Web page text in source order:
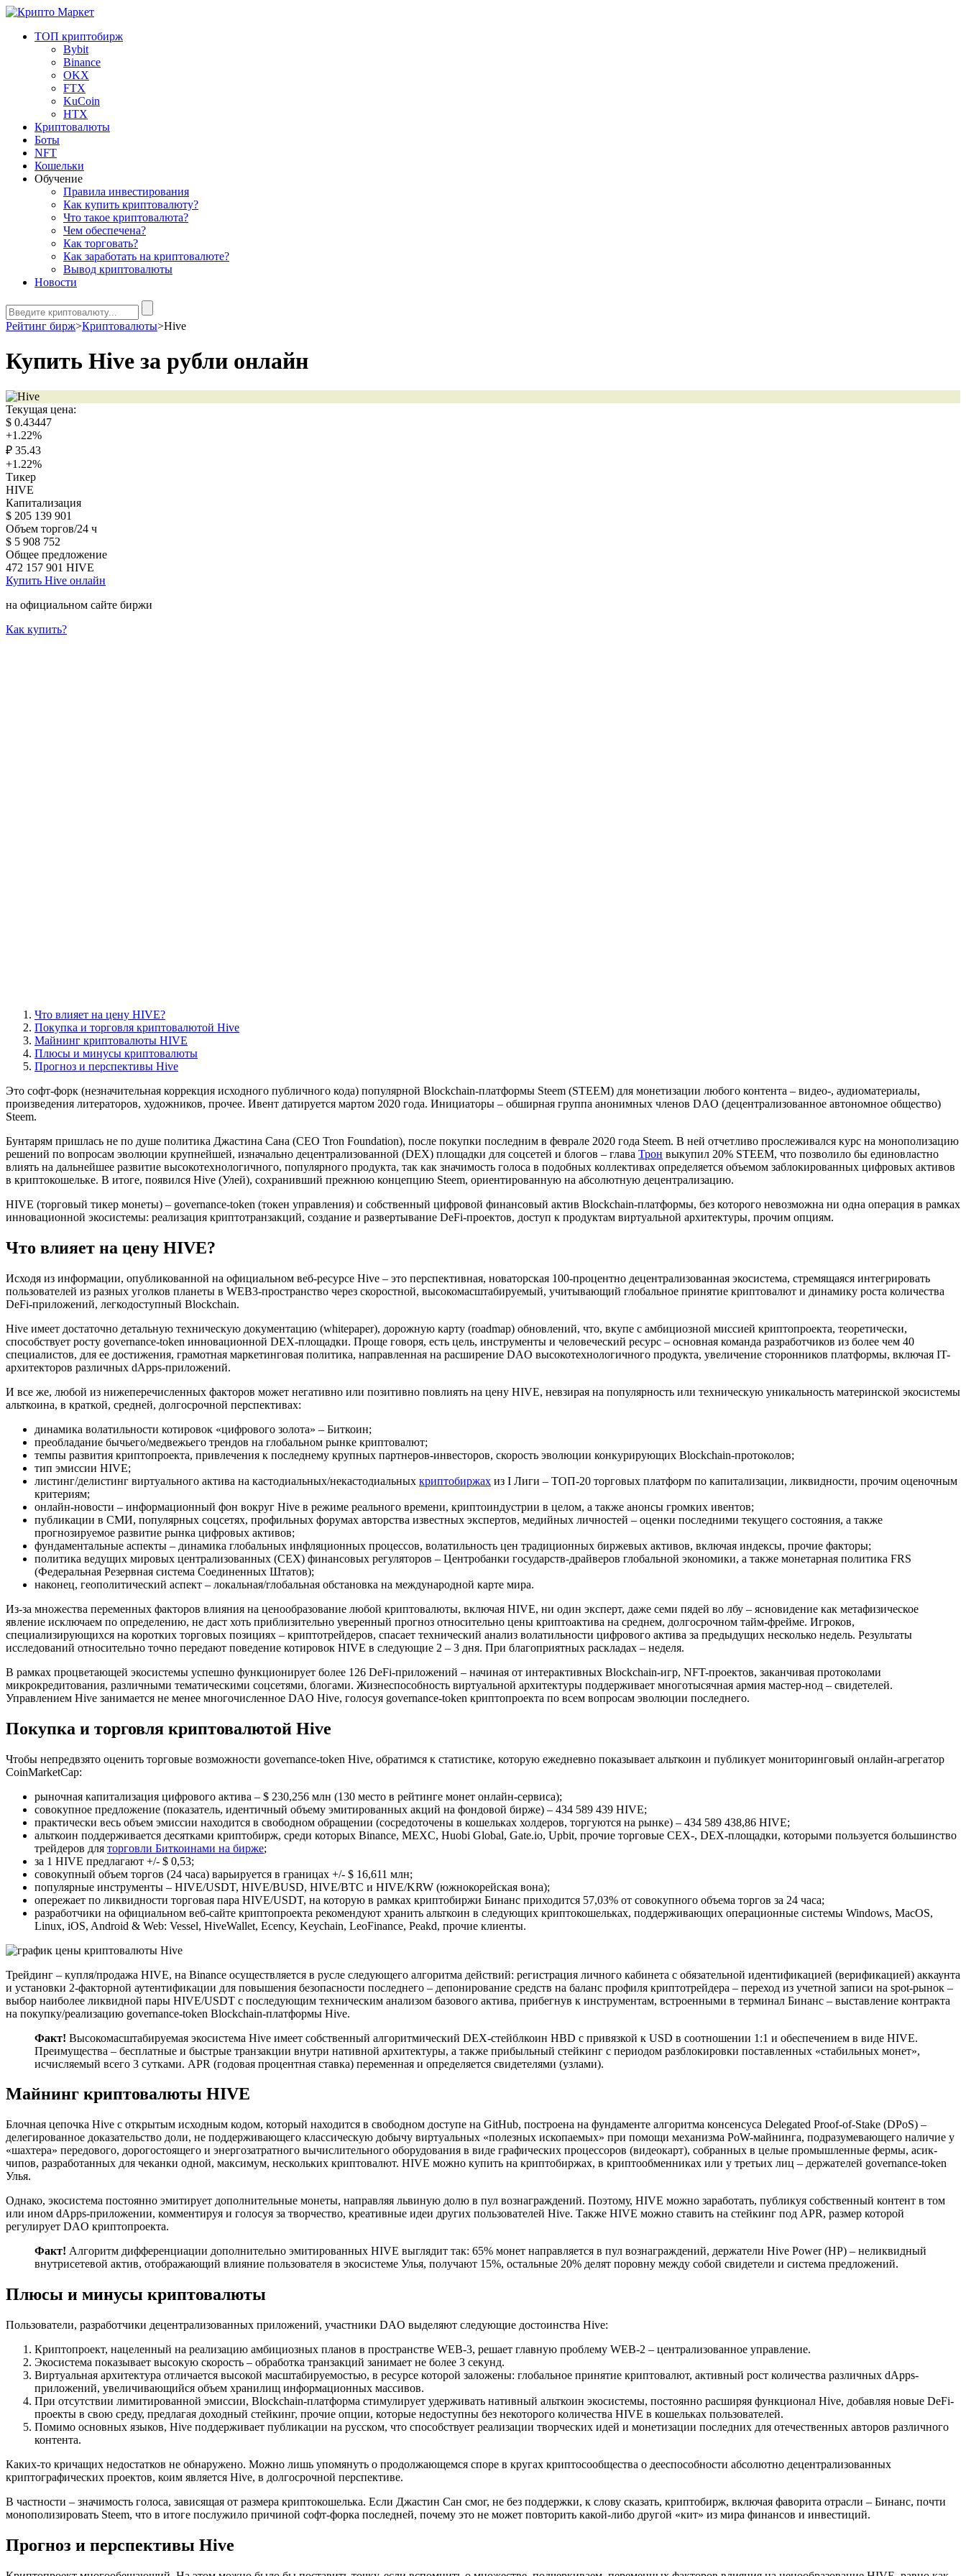
ТОП криптобирж
Bybit
Binance
OKX
FTX
KuCoin
HTX
Криптовалюты
Боты
NFT
Кошельки
Обучение
Правила инвестирования
Как купить криптовалюту?
Что такое криптовалюта?
Чем обеспечена?
Как торговать?
Как заработать на криптовалюте?
Вывод криптовалюты
Новости
Рейтинг бирж>Криптовалюты>Hive
Купить Hive за рубли онлайн
Текущая цена:
$ 0.43447
+1.22%
₽ 35.43
+1.22%
Тикер
HIVE
Капитализация
$ 205 139 901
Объем торгов/24 ч
$ 5 908 752
Общее предложение
472 157 901 HIVE
Купить Hive онлайн
на официальном сайте биржи
Как купить?
Что влияет на цену HIVE?
Покупка и торговля криптовалютой Hive
Майнинг криптовалюты HIVE
Плюсы и минусы криптовалюты
Прогноз и перспективы Hive
Это софт-форк (незначительная коррекция исходного публичного кода) популярной Blockchain-платформы Steem (STEEM) для монетизации любого контента – видео-, аудиоматериалы,
произведения литераторов, художников, прочее. Ивент датируется мартом 2020 года. Инициаторы – обширная группа анонимных членов DAO (децентрализованное автономное общество)
Steem.
Бунтарям пришлась не по душе политика Джастина Сана (CEO Tron Foundation), после покупки последним в феврале 2020 года Steem. В ней отчетливо прослеживался курс на монополизацию
решений по вопросам эволюции крупнейшей, изначально децентрализованной (DEX) площадки для соцсетей и блогов – глава Трон выкупил 20% STEEM, что позволило бы единовластно
влиять на дальнейшее развитие высокотехнологичного, популярного продукта, так как значимость голоса в подобных коллективах определяется объемом заблокированных цифровых активов
в криптокошельке. В итоге, появился Hive (Улей), сохранивший прежнюю концепцию Steem, ориентированную на абсолютную децентрализацию.
HIVE (торговый тикер монеты) – governance-token (токен управления) и собственный цифровой финансовый актив Blockchain-платформы, без которого невозможна ни одна операция в рамках
инновационной экосистемы: реализация криптотранзакций, создание и развертывание DeFi-проектов, доступ к продуктам виртуальной архитектуры, прочим опциям.
Что влияет на цену HIVE?
Исходя из информации, опубликованной на официальном веб-ресурсе Hive – это перспективная, новаторская 100-процентно децентрализованная экосистема, стремящаяся интегрировать
пользователей из разных уголков планеты в WEB3-пространство через скоростной, высокомасштабируемый, учитывающий глобальное принятие криптовалют и динамику роста количества
DeFi-приложений, легкодоступный Blockchain.
Hive имеет достаточно детальную техническую документацию (whitepaper), дорожную карту (roadmap) обновлений, что, вкупе с амбициозной миссией криптопроекта, теоретически,
способствует росту governance-token инновационной DEX-площадки. Проще говоря, есть цель, инструменты и человеческий ресурс – основная команда разработчиков из более чем 40
специалистов, для ее достижения, грамотная маркетинговая политика, направленная на расширение DAO высокотехнологичного продукта, увеличение сторонников платформы, включая IT-
архитекторов различных dApps-приложений.
И все же, любой из нижеперечисленных факторов может негативно или позитивно повлиять на цену HIVE, невзирая на популярность или техническую уникальность материнской экосистемы
альткоина, в краткой, средней, долгосрочной перспективах:
динамика волатильности котировок «цифрового золота» – Биткоин;
преобладание бычьего/медвежьего трендов на глобальном рынке криптовалют;
темпы развития криптопроекта, привлечения к последнему крупных партнеров-инвесторов, скорость эволюции конкурирующих Blockchain-протоколов;
тип эмиссии HIVE;
листинг/делистинг виртуального актива на кастодиальных/некастодиальных криптобиржах из I Лиги – ТОП-20 торговых платформ по капитализации, ликвидности, прочим оценочным
критериям;
онлайн-новости – информационный фон вокруг Hive в режиме реального времени, криптоиндустрии в целом, а также анонсы громких ивентов;
публикации в СМИ, популярных соцсетях, профильных форумах авторства известных экспертов, медийных личностей – оценки последними текущего состояния, а также
прогнозируемое развитие рынка цифровых активов;
фундаментальные аспекты – динамика глобальных инфляционных процессов, волатильность цен традиционных биржевых активов, включая индексы, прочие факторы;
политика ведущих мировых централизованных (CEX) финансовых регуляторов – Центробанки государств-драйверов глобальной экономики, а также монетарная политика FRS
(Федеральная Резервная система Соединенных Штатов);
наконец, геополитический аспект – локальная/глобальная обстановка на международной карте мира.
Из-за множества переменных факторов влияния на ценообразование любой криптовалюты, включая HIVE, ни один эксперт, даже семи пядей во лбу – ясновидение как метафизическое
явление исключаем по определению, не даст хоть приблизительно уверенный прогноз относительно цены криптоактива на среднем, долгосрочном тайм-фрейме. Игроков,
специализирующихся на коротких торговых позициях – криптотрейдеров, спасает технический анализ волатильности цифрового актива за предыдущих несколько недель. Результаты
исследований относительно точно передают поведение котировок HIVE в следующие 2 – 3 дня. При благоприятных раскладах – неделя.
В рамках процветающей экосистемы успешно функционирует более 126 DeFi-приложений – начиная от интерактивных Blockchain-игр, NFT-проектов, заканчивая протоколами
микрокредитования, различными тематическими соцсетями, блогами. Жизнеспособность виртуальной архитектуры поддерживает многотысячная армия мастер-нод – свидетелей.
Управлением Hive занимается не менее многочисленное DAO Hive, голосуя governance-token криптопроекта по всем вопросам эволюции последнего.
Покупка и торговля криптовалютой Hive
Чтобы непредвзято оценить торговые возможности governance-token Hive, обратимся к статистике, которую ежедневно показывает альткоин и публикует мониторинговый онлайн-агрегатор
CoinMarketCap:
рыночная капитализация цифрового актива – $ 230,256 млн (130 место в рейтинге монет онлайн-сервиса);
совокупное предложение (показатель, идентичный объему эмитированных акций на фондовой бирже) – 434 589 439 HIVE;
практически весь объем эмиссии находится в свободном обращении (сосредоточены в кошельках холдеров, торгуются на рынке) – 434 589 438,86 HIVE;
альткоин поддерживается десятками криптобирж, среди которых Binance, MEXC, Huobi Global, Gate.io, Upbit, прочие торговые CEX-, DEX-площадки, которыми пользуется большинство
трейдеров для торговли Биткоинами на бирже;
за 1 HIVE предлагают +/- $ 0,53;
совокупный объем торгов (24 часа) варьируется в границах +/- $ 16,611 млн;
популярные инструменты – HIVE/USDT, HIVE/BUSD, HIVE/BTC и HIVE/KRW (южнокорейская вона);
опережает по ликвидности торговая пара HIVE/USDT, на которую в рамках криптобиржи Бинанс приходится 57,03% от совокупного объема торгов за 24 часа;
разработчики на официальном веб-сайте криптопроекта рекомендуют хранить альткоин в следующих криптокошельках, поддерживающих операционные системы Windows, MacOS,
Linux, iOS, Android & Web: Vessel, HiveWallet, Ecency, Keychain, LeoFinance, Peakd, прочие клиенты.
Трейдинг – купля/продажа HIVE, на Binance осуществляется в русле следующего алгоритма действий: регистрация личного кабинета с обязательной идентификацией (верификацией) аккаунта
и установки 2-факторной аутентификации для повышения безопасности последнего – депонирование средств на баланс профиля криптотрейдера – переход из учетной записи на spot-рынок –
выбор наиболее ликвидной пары HIVE/USDT с последующим техническим анализом базового актива, прибегнув к инструментам, встроенными в терминал Бинанс – выставление контракта
на покупку/реализацию governance-token Blockchain-платформы Hive.
Факт! Высокомасштабируемая экосистема Hive имеет собственный алгоритмический DEX-стейблкоин HBD с привязкой к USD в соотношении 1:1 и обеспечением в виде HIVE.
Преимущества – бесплатные и быстрые транзакции внутри нативной архитектуры, а также прибыльный стейкинг с периодом разблокировки поставленных «стабильных монет»,
исчисляемый всего 3 сутками. APR (годовая процентная ставка) переменная и определяется свидетелями (узлами).
Майнинг криптовалюты HIVE
Блочная цепочка Hive с открытым исходным кодом, который находится в свободном доступе на GitHub, построена на фундаменте алгоритма консенсуса Delegated Proof-of-Stake (DPoS) –
делегированное доказательство доли, не поддерживающего классическую добычу виртуальных «полезных ископаемых» при помощи механизма PoW-майнинга, подразумевающего наличие у
«шахтера» передового, дорогостоящего и энергозатратного вычислительного оборудования в виде графических процессоров (видеокарт), собранных в целые промышленные фермы, асик-
чипов, разработанных для чеканки одной, максимум, нескольких криптовалют. HIVE можно купить на криптобиржах, в криптообменниках или у третьих лиц – держателей governance-token
Улья.
Однако, экосистема постоянно эмитирует дополнительные монеты, направляя львиную долю в пул вознаграждений. Поэтому, HIVE можно заработать, публикуя собственный контент в том
или ином dApps-приложении, комментируя и голосуя за творчество, креативные идеи других пользователей Hive. Также HIVE можно ставить на стейкинг под APR, размер которой
регулирует DAO криптопроекта.
Факт! Алгоритм дифференциации дополнительно эмитированных HIVE выглядит так: 65% монет направляется в пул вознаграждений, держатели Hive Power (HP) – неликвидный
внутрисетевой актив, отображающий влияние пользователя в экосистеме Улья, получают 15%, остальные 20% делят поровну между собой свидетели и система предложений.
Плюсы и минусы криптовалюты
Пользователи, разработчики децентрализованных приложений, участники DAO выделяют следующие достоинства Hive:
Криптопроект, нацеленный на реализацию амбициозных планов в пространстве WEB-3, решает главную проблему WEB-2 – централизованное управление.
Экосистема показывает высокую скорость – обработка транзакций занимает не более 3 секунд.
Виртуальная архитектура отличается высокой масштабируемостью, в ресурсе которой заложены: глобальное принятие криптовалют, активный рост количества различных dApps-
приложений, увеличивающийся объем хранилищ информационных массивов.
При отсутствии лимитированной эмиссии, Blockchain-платформа стимулирует удерживать нативный альткоин экосистемы, постоянно расширяя функционал Hive, добавляя новые DeFi-
проекты в свою среду, предлагая доходный стейкинг, прочие опции, которые недоступны без некоторого количества HIVE в кошельках пользователей.
Помимо основных языков, Hive поддерживает публикации на русском, что способствует реализации творческих идей и монетизации последних для отечественных авторов различного
контента.
Каких-то кричащих недостатков не обнаружено. Можно лишь упомянуть о продолжающемся споре в кругах криптосообщества о дееспособности абсолютно децентрализованных
криптографических проектов, коим является Hive, в долгосрочной перспективе.
В частности – значимость голоса, зависящая от размера криптокошелька. Если Джастин Сан смог, не без поддержки, к слову сказать, криптобирж, включая фаворита отрасли – Бинанс, почти
монополизировать Steem, что в итоге послужило причиной софт-форка последней, почему это не может повторить какой-либо другой «кит» из мира финансов и инвестиций.
Прогноз и перспективы Hive